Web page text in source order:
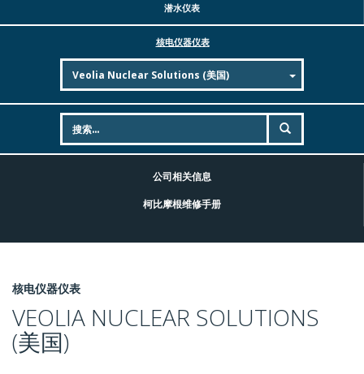
潜水仪表
核电仪器仪表
公司相关信息
柯比摩根维修手册
核电仪器仪表
VEOLIA NUCLEAR SOLUTIONS
(美国)